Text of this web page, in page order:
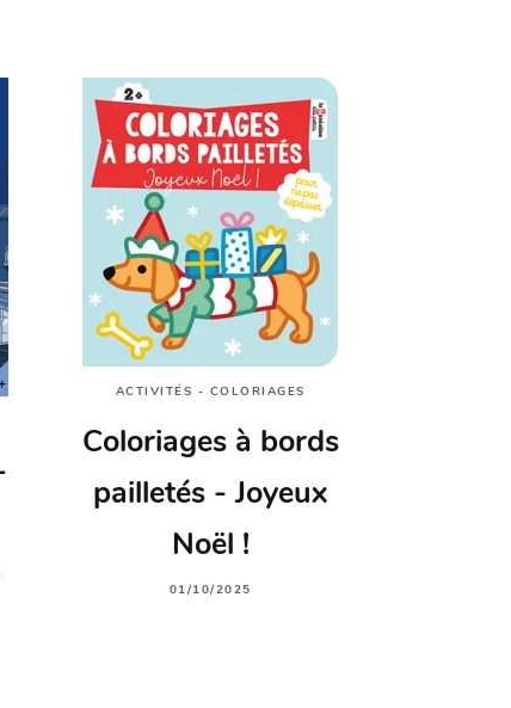
ACTIVITÉS - COLORIAGES
Coloriages à bords
pailletés - Joyeux
Noël !
01/10/2025